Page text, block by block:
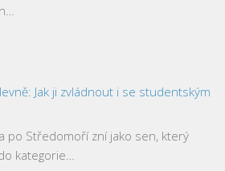
Jak ji zvládnout i se studentským
po Středomoří zní jako sen, který
kategorie…